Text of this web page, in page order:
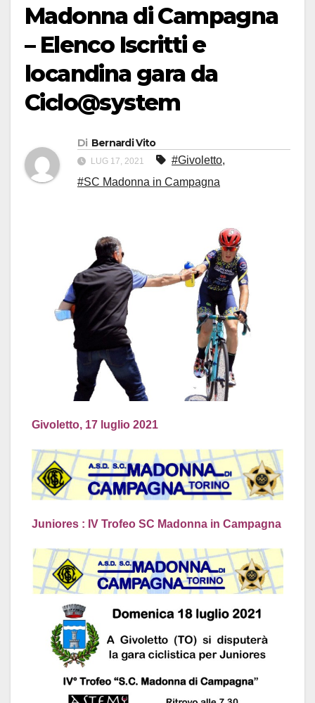
Madonna di Campagna
– Elenco Iscritti e
locandina gara da
Ciclo@system
Di Bernardi Vito
LUG 17, 2021 #Givoletto,
#SC Madonna in Campagna
Givoletto, 17 luglio 2021
Juniores : IV Trofeo SC Madonna in Campagna